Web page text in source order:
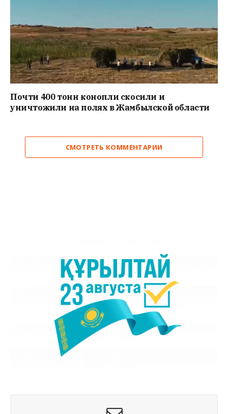
Почти 400 тонн конопли скосили и
уничтожили на полях в Жамбылской области
СМОТРЕТЬ КОММЕНТАРИИ